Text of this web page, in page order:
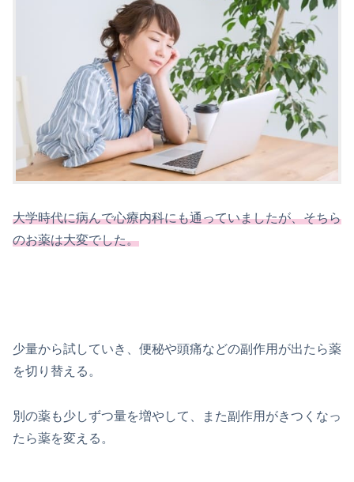
大学時代に病んで心療内科にも通っていましたが、そちら
のお薬は大変でした。
少量から試していき、便秘や頭痛などの副作用が出たら薬
を切り替える。
別の薬も少しずつ量を増やして、また副作用がきつくなっ
たら薬を変える。